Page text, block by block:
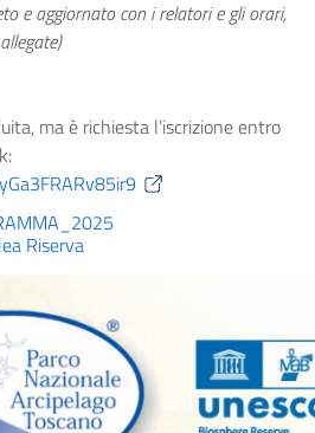
e aggiornato con i relatori e gli orari,
ma è richiesta l’iscrizione entro
Riserva